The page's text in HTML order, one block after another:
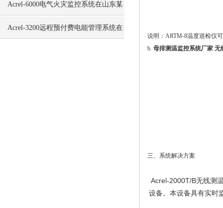
Acrel-6000电气火灾监控系统在山东某
学生食堂的应用
Acrel-3200远程预付费电能管理系统在
说明：ARTM-8温度巡检仪
b. 母排测温监控系统厂家 无
三、系统解决方案
Acrel-2000T/B无线测
设备。本设备具有实时